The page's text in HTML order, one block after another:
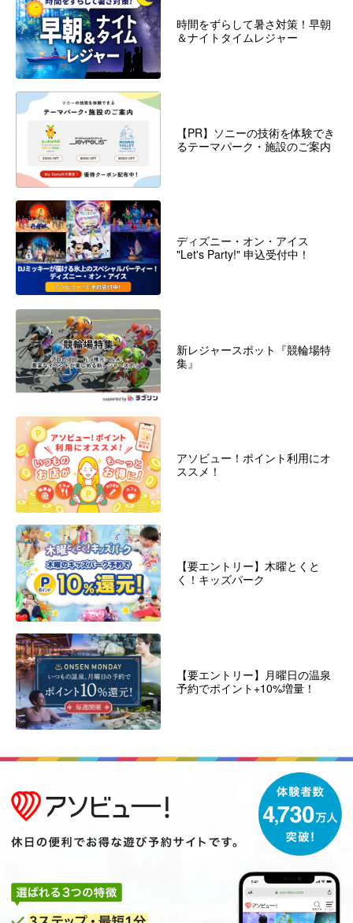
時間をずらして暑さ対策！早朝
＆ナイトタイムレジャー
【PR】ソニーの技術を体験でき
るテーマパーク・施設のご案内
ディズニー・オン・アイス
"Let's Party!" 申込受付中！
新レジャースポット『競輪場特
集』
アソビュー！ポイント利用にオ
ススメ！
【要エントリー】木曜とくと
く！キッズパーク
【要エントリー】月曜日の温泉
予約でポイント+10%増量！